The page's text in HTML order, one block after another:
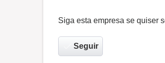
Siga esta empresa se quiser
Seguir